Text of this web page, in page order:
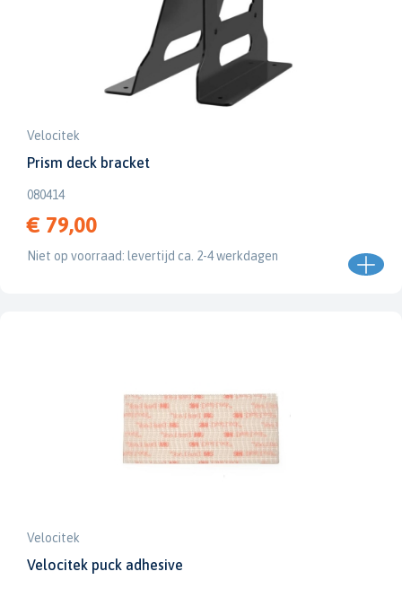
Velocitek
Prism deck bracket
080414
€ 79,00
Niet op voorraad: levertijd ca. 2-4 werkdagen
Velocitek
Velocitek puck adhesive